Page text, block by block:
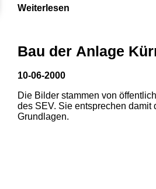
Weiterlesen
Bau der Anlage
10-06-2000
Die Bilder stammen von
des SEV. Sie entsprechen damit
Grundlagen.